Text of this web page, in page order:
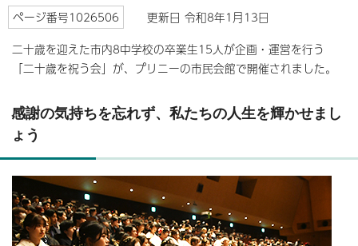
ページ番号1026506
更新日 令和8年1月13日
二十歳を迎えた市内8中学校の卒業生15人が企画・運営を行う
「二十歳を祝う会」が、プリニーの市民会館で開催されました。
感謝の気持ちを忘れず、私たちの人生を輝かせまし
ょう